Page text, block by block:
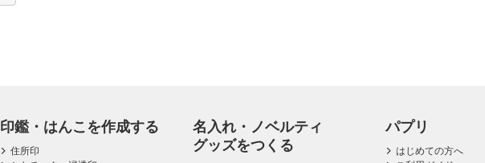
印鑑・はんこを作成する
住所印
名入れ・ノベルティ
グッズをつくる
パプリ
はじめての方へ